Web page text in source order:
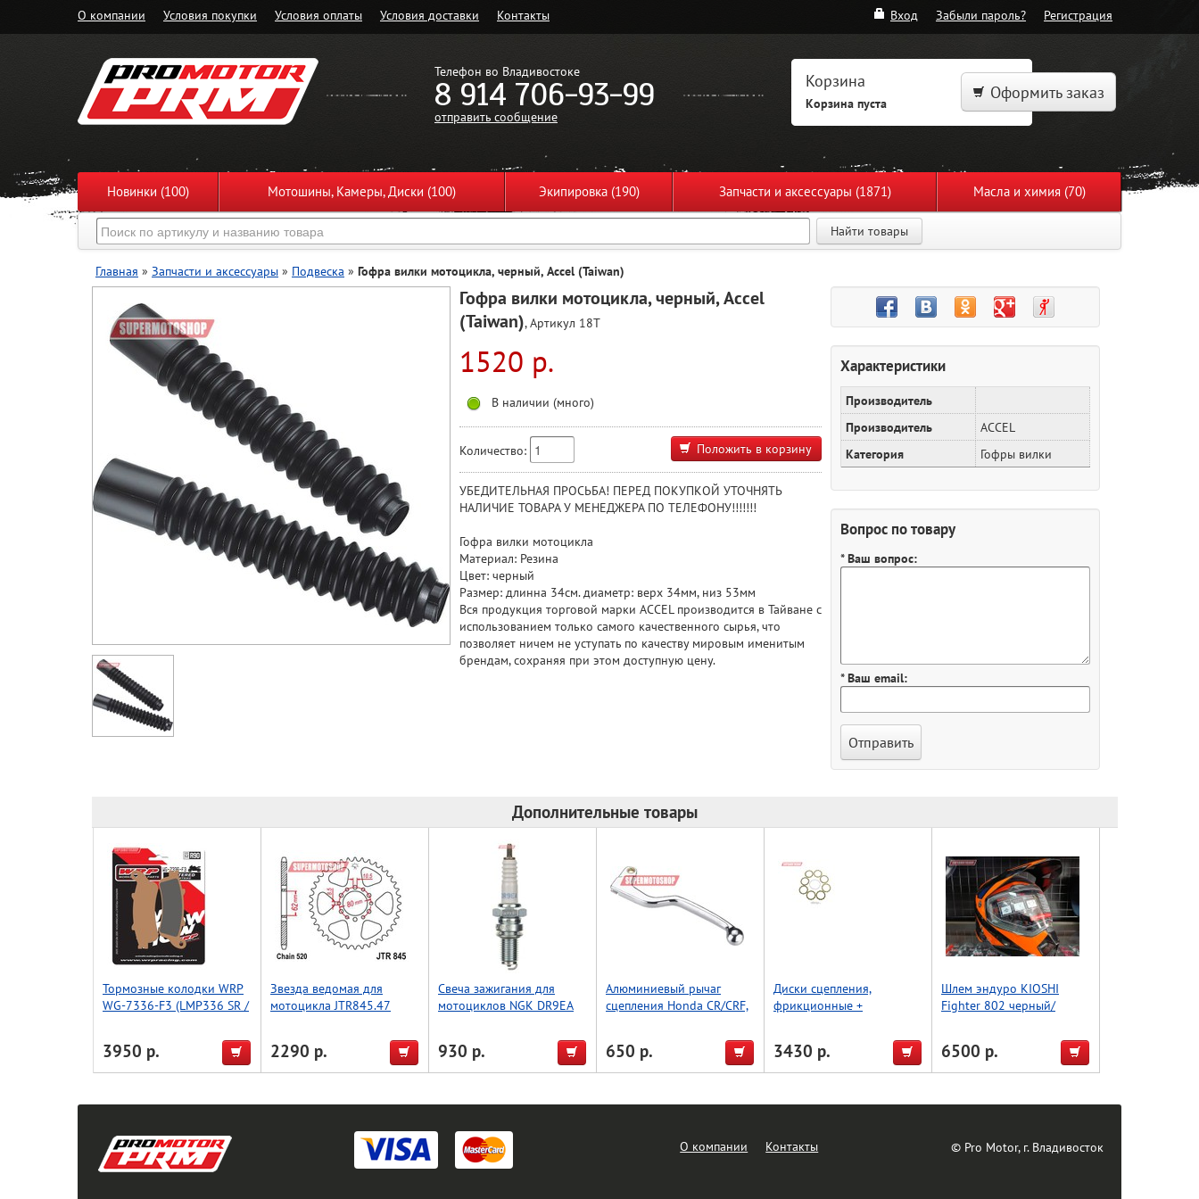
О компании Условия покупки Условия оплаты Условия доставки Контакты Вход Забыли пароль? Регистрация
Телефон во Владивостоке
8 914 706-93-99
отправить сообщение
Корзина
Корзина пуста
Оформить заказ
Новинки (100) Мотошины, Камеры, Диски (100) Экипировка (190) Запчасти и аксессуары (1871) Масла и химия (70)
Найти товары
Главная » Запчасти и аксессуары » Подвеска » Гофра вилки мотоцикла, черный, Accel (Taiwan)
Гофра вилки мотоцикла, черный, Accel
(Taiwan), Артикул 18T
1520 р.
В наличии (много)
Количество: Положить в корзину
УБЕДИТЕЛЬНАЯ ПРОСЬБА! ПЕРЕД ПОКУПКОЙ УТОЧНЯТЬ
НАЛИЧИЕ ТОВАРА У МЕНЕДЖЕРА ПО ТЕЛЕФОНУ!!!!!!!
Гофра вилки мотоцикла
Материал: Резина
Цвет: черный
Размер: длинна 34см. диаметр: верх 34мм, низ 53мм
Вся продукция торговой марки ACCEL производится в Тайване с
использованием только самого качественного сырья, что
позволяет ничем не уступать по качеству мировым именитым
брендам, сохраняя при этом доступную цену.
Характеристики
Производитель
Производитель
ACCEL
Категория
Гофры вилки
Вопрос по товару
* Ваш вопрос:
* Ваш email:
Дополнительные товары
Тормозные колодки WRP
WG-7336-F3 (LMP336 SR /
FDB2075 / FA261 / FA281)
3950 р.
Звезда ведомая для
мотоцикла JTR845.47
2290 р.
Свеча зажигания для
мотоциклов NGK DR9EA
930 р.
Алюминиевый рычаг
сцепления Honda CR/CRF,
650 р.
Диски сцепления,
фрикционные +
3430 р.
Шлем эндуро KIOSHI
Fighter 802 черный/
6500 р.
О компании Контакты © Pro Motor, г. Владивосток